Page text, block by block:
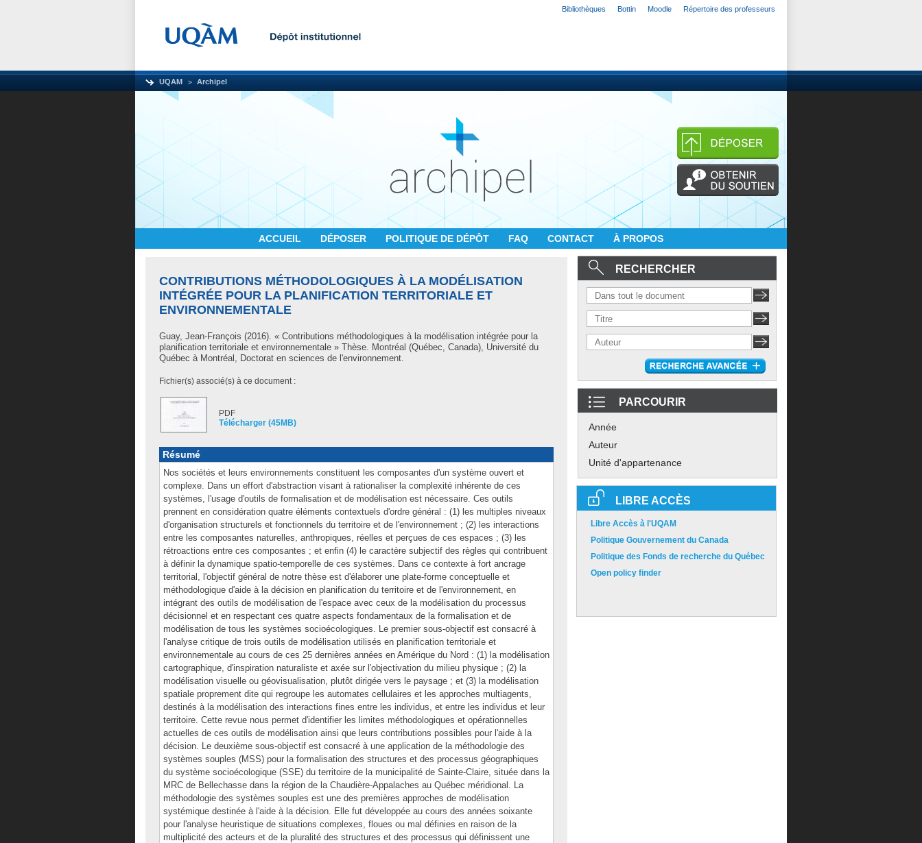
Bibliothèques Bottin Moodle Répertoire des professeurs
UQAM Archipel
ACCUEIL DÉPOSER POLITIQUE DE DÉPÔT FAQ CONTACT À PROPOS
CONTRIBUTIONS MÉTHODOLOGIQUES À LA MODÉLISATION
INTÉGRÉE POUR LA PLANIFICATION TERRITORIALE ET
ENVIRONNEMENTALE
Guay, Jean-François (2016). « Contributions méthodologiques à la modélisation intégrée pour la
planification territoriale et environnementale » Thèse. Montréal (Québec, Canada), Université du
Québec à Montréal, Doctorat en sciences de l'environnement.
Fichier(s) associé(s) à ce document :
PDF
Télécharger (45MB)
Résumé
Nos sociétés et leurs environnements constituent les composantes d'un système ouvert et
complexe. Dans un effort d'abstraction visant à rationaliser la complexité inhérente de ces
systèmes, l'usage d'outils de formalisation et de modélisation est nécessaire. Ces outils
prennent en considération quatre éléments contextuels d'ordre général : (1) les multiples niveaux
d'organisation structurels et fonctionnels du territoire et de l'environnement ; (2) les interactions
entre les composantes naturelles, anthropiques, réelles et perçues de ces espaces ; (3) les
rétroactions entre ces composantes ; et enfin (4) le caractère subjectif des règles qui contribuent
à définir la dynamique spatio-temporelle de ces systèmes. Dans ce contexte à fort ancrage
territorial, l'objectif général de notre thèse est d'élaborer une plate-forme conceptuelle et
méthodologique d'aide à la décision en planification du territoire et de l'environnement, en
intégrant des outils de modélisation de l'espace avec ceux de la modélisation du processus
décisionnel et en respectant ces quatre aspects fondamentaux de la formalisation et de
modélisation de tous les systèmes socioécologiques. Le premier sous-objectif est consacré à
l'analyse critique de trois outils de modélisation utilisés en planification territoriale et
environnementale au cours de ces 25 dernières années en Amérique du Nord : (1) la modélisation
cartographique, d'inspiration naturaliste et axée sur l'objectivation du milieu physique ; (2) la
modélisation visuelle ou géovisualisation, plutôt dirigée vers le paysage ; et (3) la modélisation
spatiale proprement dite qui regroupe les automates cellulaires et les approches multiagents,
destinés à la modélisation des interactions fines entre les individus, et entre les individus et leur
territoire. Cette revue nous permet d'identifier les limites méthodologiques et opérationnelles
actuelles de ces outils de modélisation ainsi que leurs contributions possibles pour l'aide à la
décision. Le deuxième sous-objectif est consacré à une application de la méthodologie des
systèmes souples (MSS) pour la formalisation des structures et des processus géographiques
du système socioécologique (SSE) du territoire de la municipalité de Sainte-Claire, située dans la
MRC de Bellechasse dans la région de la Chaudière-Appalaches au Québec méridional. La
méthodologie des systèmes souples est une des premières approches de modélisation
systémique destinée à l'aide à la décision. Elle fut développée au cours des années soixante
pour l'analyse heuristique de situations complexes, floues ou mal définies en raison de la
multiplicité des acteurs et de la pluralité des structures et des processus qui définissent une
RECHERCHER
PARCOURIR
Année
Auteur
Unité d'appartenance
LIBRE ACCÈS
Libre Accès à l'UQAM
Politique Gouvernement du Canada
Politique des Fonds de recherche du Québec
Open policy finder